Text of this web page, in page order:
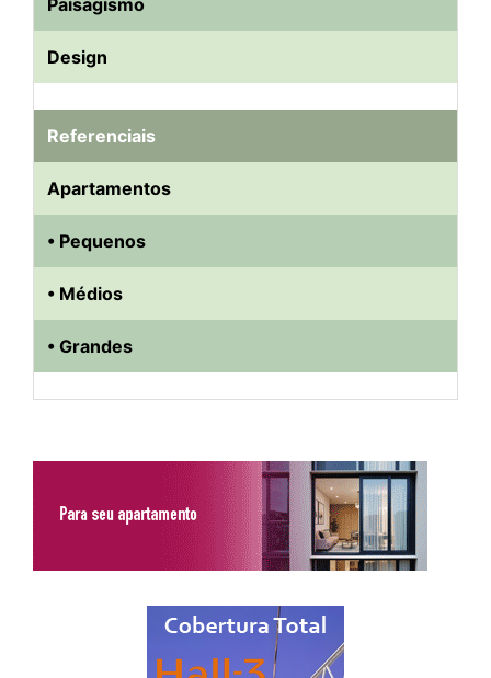
Paisagismo
Design
Referenciais
Apartamentos
• Pequenos
• Médios
• Grandes